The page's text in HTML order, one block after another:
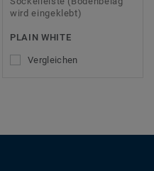
wird eingeklebt)
PLAIN WHITE
Vergleichen